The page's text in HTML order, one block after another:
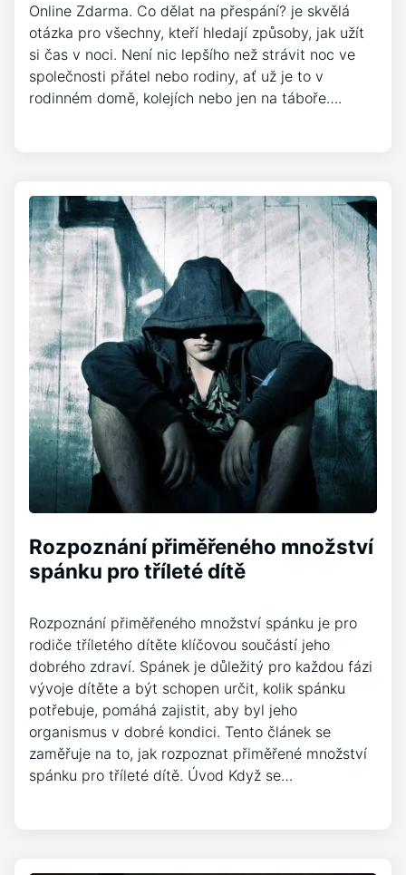
Online Zdarma. Co dělat na přespání? je skvělá
otázka pro všechny, kteří hledají způsoby, jak užít
si čas v noci. Není nic lepšího než strávit noc ve
společnosti přátel nebo rodiny, ať už je to v
rodinném domě, kolejích nebo jen na táboře….
Rozpoznání přiměřeného množství
spánku pro tříleté dítě
Rozpoznání přiměřeného množství spánku je pro
rodiče tříletého dítěte klíčovou součástí jeho
dobrého zdraví. Spánek je důležitý pro každou fázi
vývoje dítěte a být schopen určit, kolik spánku
potřebuje, pomáhá zajistit, aby byl jeho
organismus v dobré kondici. Tento článek se
zaměřuje na to, jak rozpoznat přiměřené množství
spánku pro tříleté dítě. Úvod Když se…